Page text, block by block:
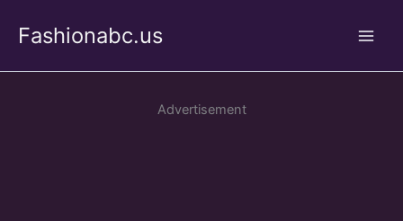
Fashionabc.us
Advertisement